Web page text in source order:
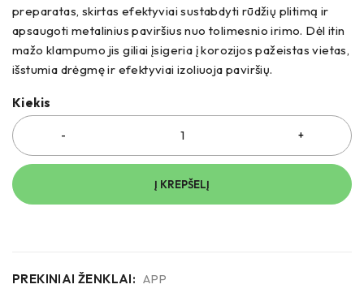
preparatas, skirtas efektyviai sustabdyti rūdžių plitimą ir
apsaugoti metalinius paviršius nuo tolimesnio irimo. Dėl itin
mažo klampumo jis giliai įsigeria į korozijos pažeistas vietas,
išstumia drėgmę ir efektyviai izoliuoja paviršių.
Kiekis
Į KREPŠELĮ
PREKINIAI ŽENKLAI: APP